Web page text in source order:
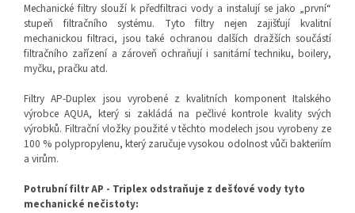
Mechanické filtry slouží k předfiltraci vody a instalují se jako „první“
stupeň filtračního systému. Tyto filtry nejen zajišťují kvalitní
mechanickou filtraci, jsou také ochranou dalších dražších součástí
filtračního zařízení a zároveň ochraňují i sanitární techniku, boilery,
myčku, pračku atd.
Filtry AP-Duplex jsou vyrobené z kvalitních komponent Italského
výrobce AQUA, který si zakládá na pečlivé kontrole kvality svých
výrobků. Filtrační vložky použité v těchto modelech jsou vyrobeny ze
100 % polypropylenu, který zaručuje vysokou odolnost vůči bakteriím
a virům.
Potrubní filtr AP - Triplex odstraňuje z dešťové vody tyto
mechanické nečistoty: